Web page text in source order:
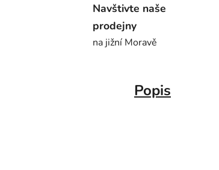
Navštivte naše
prodejny
na jižní Moravě
Popis